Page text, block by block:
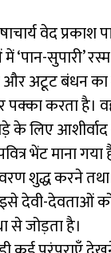
वेद प्रकाश
‘पान-सुपारी’
और अटूट बंधन का
करता है।
के लिए
भेंट माना
शुद्ध करने तथा
देवी-देवताओं
से जोड़ता है।